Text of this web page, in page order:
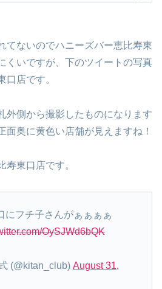
てないのでハニーズバー恵比寿東
くいですが、下のツイートの写真
口店です。
外側から撮影したものになります
面奥に黄色い店舗が見えますね！
寿東口店です。
にフチ子さんがぁぁぁぁ
OySJWd6bQK
(@kitan_club) August 31,